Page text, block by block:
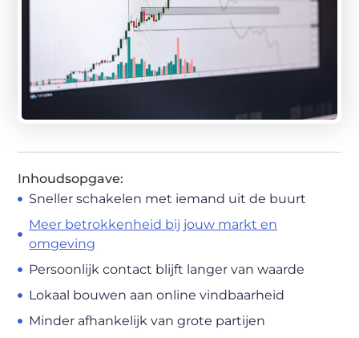
Inhoudsopgave:
Sneller schakelen met iemand uit de buurt
Meer betrokkenheid bij jouw markt en
omgeving
Persoonlijk contact blijft langer van waarde
Lokaal bouwen aan online vindbaarheid
Minder afhankelijk van grote partijen